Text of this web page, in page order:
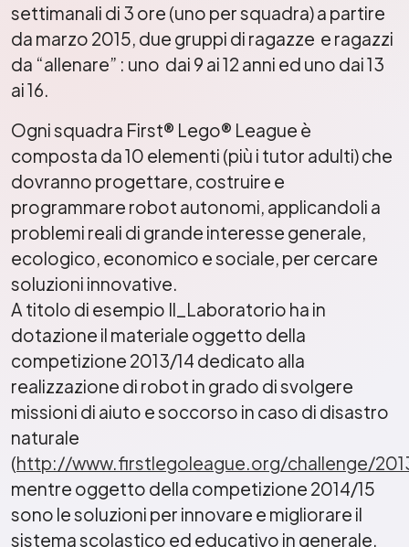
settimanali di 3 ore (uno per squadra) a partire
da marzo 2015, due gruppi di ragazze e ragazzi
da “allenare” : uno dai 9 ai 12 anni ed uno dai 13
ai 16.
Ogni squadra First® Lego® League è
composta da 10 elementi (più i tutor adulti) che
dovranno progettare, costruire e
programmare robot autonomi, applicandoli a
problemi reali di grande interesse generale,
ecologico, economico e sociale, per cercare
soluzioni innovative.
A titolo di esempio Il_Laboratorio ha in
dotazione il materiale oggetto della
competizione 2013/14 dedicato alla
realizzazione di robot in grado di svolgere
missioni di aiuto e soccorso in caso di disastro
naturale
(http://www.firstlegoleague.org/challenge/
mentre oggetto della competizione 2014/15
sono le soluzioni per innovare e migliorare il
sistema scolastico ed educativo in generale,